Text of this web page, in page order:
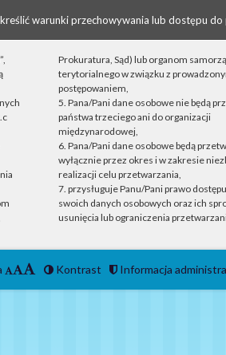
warunki przechowywania lub dostępu
Prokuratura, Sąd) lub organom
terytorialnego w związku z
postępowaniem,
5. Pana/Pani dane osobowe nie będą
państwa trzeciego ani do organizacji
międzynarodowej,
6. Pana/Pani dane osobowe będą
wyłącznie przez okres i w zakresie
realizacji celu przetwarzania,
7. przysługuje Panu/Pani prawo
swoich danych osobowych oraz ich
usunięcia lub ograniczenia
Kontrast Informacja